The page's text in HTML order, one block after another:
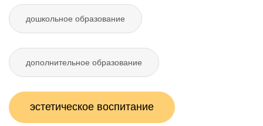
дошкольное образование
дополнительное образование
эстетическое воспитание